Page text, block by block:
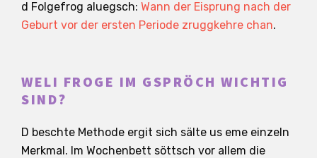
d Folgefrog aluegsch: Wann der Eisprung nach der
Geburt vor der ersten Periode zruggkehre chan.
WELI FROGE IM GSPRÖCH WICHTIG
SIND?
D beschte Methode ergit sich sälte us eme einzeln
Merkmal. Im Wochenbett söttsch vor allem die